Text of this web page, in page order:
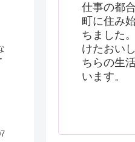
仕事の都
町に住み
ちました
けたおい
ちらの生
います。